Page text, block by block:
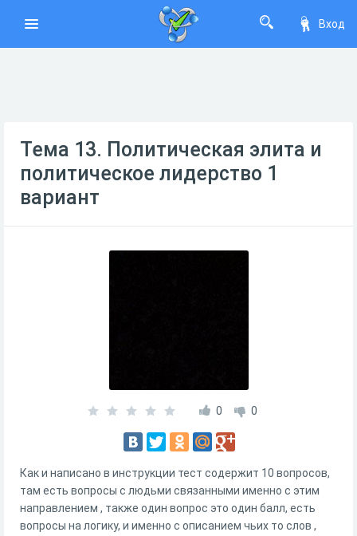
Вход
Тема 13. Политическая элита и
политическое лидерство 1
вариант
0 0
Как и написано в инструкции тест содержит 10 вопросов,
там есть вопросы с людьми связанными именно с этим
направлением , также один вопрос это один балл, есть
вопросы на логику, и именно с описанием чьих то слов ,